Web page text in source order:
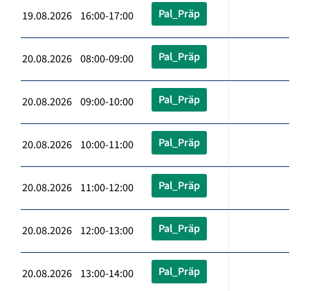
19.08.2026 16:00-17:00 Pal_Präp
20.08.2026 08:00-09:00 Pal_Präp
20.08.2026 09:00-10:00 Pal_Präp
20.08.2026 10:00-11:00 Pal_Präp
20.08.2026 11:00-12:00 Pal_Präp
20.08.2026 12:00-13:00 Pal_Präp
20.08.2026 13:00-14:00 Pal_Präp